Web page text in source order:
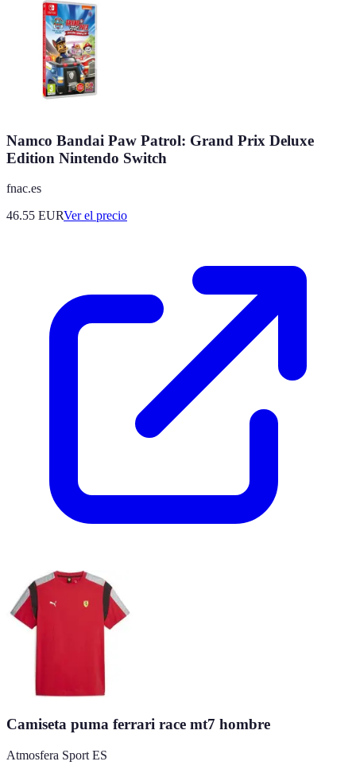
Namco Bandai Paw Patrol: Grand Prix Deluxe
Edition Nintendo Switch
fnac.es
46.55 EURVer el precio
Camiseta puma ferrari race mt7 hombre
Atmosfera Sport ES